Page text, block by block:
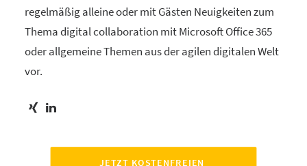
regelmäßig alleine oder mit Gästen Neuigkeiten zum
Thema digital collaboration mit Microsoft Office 365
oder allgemeine Themen aus der agilen digitalen Welt
vor.
JETZT KOSTENFREIEN